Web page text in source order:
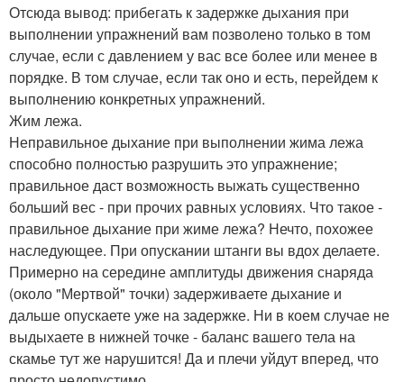
Отсюда вывод: прибегать к задержке дыхания при
выполнении упражнений вам позволено только в том
случае, если с давлением у вас все более или менее в
порядке. В том случае, если так оно и есть, перейдем к
выполнению конкретных упражнений.
Жим лежа.
Неправильное дыхание при выполнении жима лежа
способно полностью разрушить это упражнение;
правильное даст возможность выжать существенно
больший вес - при прочих равных условиях. Что такое -
правильное дыхание при жиме лежа? Нечто, похожее
наследующее. При опускании штанги вы вдох делаете.
Примерно на середине амплитуды движения снаряда
(около "Мертвой" точки) задерживаете дыхание и
дальше опускаете уже на задержке. Ни в коем случае не
выдыхаете в нижней точке - баланс вашего тела на
скамье тут же нарушится! Да и плечи уйдут вперед, что